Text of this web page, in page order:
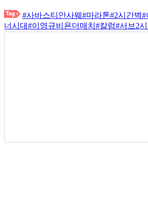
#사바스티안사웨 #마라톤#2시간벽#
너시대#이영규비욘더매치 #칼럼#서브2시